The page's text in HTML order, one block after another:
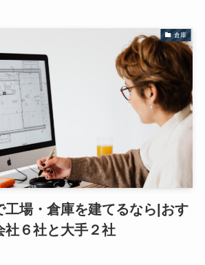
倉庫
工場・倉庫を建てるなら|おす
社６社と大手２社